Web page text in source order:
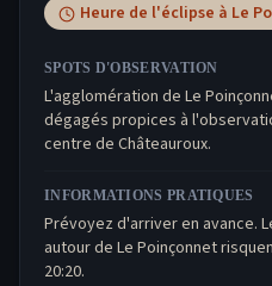
Heure de l'éclipse à Le
SPOTS D'OBSERVATION
L'agglomération de Le
dégagés propices à
centre de Châteauroux.
INFORMATIONS PRATIQUES
Prévoyez d'arriver en avance.
autour de Le Poinçonnet
20:20.